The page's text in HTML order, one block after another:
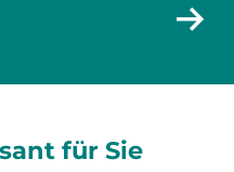
für Sie